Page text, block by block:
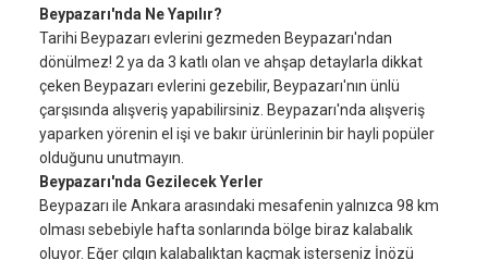
Beypazarı'nda Ne Yapılır?
Tarihi Beypazarı evlerini gezmeden Beypazarı'ndan
dönülmez! 2 ya da 3 katlı olan ve ahşap detaylarla dikkat
çeken Beypazarı evlerini gezebilir, Beypazarı'nın ünlü
çarşısında alışveriş yapabilirsiniz. Beypazarı'nda alışveriş
yaparken yörenin el işi ve bakır ürünlerinin bir hayli popüler
olduğunu unutmayın.
Beypazarı'nda Gezilecek Yerler
Beypazarı ile Ankara arasındaki mesafenin yalnızca 98 km
olması sebebiyle hafta sonlarında bölge biraz kalabalık
oluyor. Eğer çılgın kalabalıktan kaçmak isterseniz İnözü